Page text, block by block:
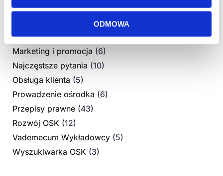
ODMOWA
Egzamin wewnętrzny(1)
Kurs hybrydowy(1)
Marketing i promocja (6)
Najczęstsze pytania (10)
Obsługa klienta (5)
Prowadzenie ośrodka (6)
Przepisy prawne (43)
Rozwój OSK (12)
Vademecum Wykładowcy (5)
Wyszukiwarka OSK (3)